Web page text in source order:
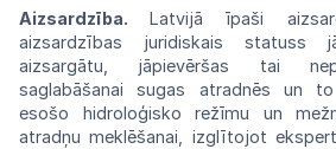
Aizsardzība.Latvijā īpaši
aizsardzības juridiskais statuss
aizsargātu, jāpievēršas tai
saglabāšanai sugas atradnēsun to
esošo hidroloģiskorežīmu un
atradņumeklēšanai, izglītojot